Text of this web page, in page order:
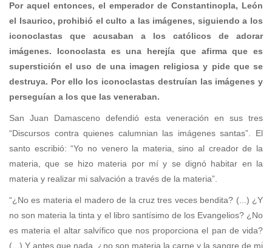
Por aquel entonces, el emperador de Constantinopla, León
el Isaurico, prohibió el culto a las imágenes, siguiendo a los
iconoclastas que acusaban a los católicos de adorar
imágenes. Iconoclasta es una herejía que afirma que es
superstición el uso de una imagen religiosa y pide que se
destruya. Por ello los iconoclastas destruían las imágenes y
perseguían a los que las veneraban.
San Juan Damasceno defendió esta veneración en sus tres
“Discursos contra quienes calumnian las imágenes santas”. El
santo escribió: “Yo no venero la materia, sino al creador de la
materia, que se hizo materia por mí y se dignó habitar en la
materia y realizar mi salvación a través de la materia”.
“¿No es materia el madero de la cruz tres veces bendita? (...) ¿Y
no son materia la tinta y el libro santísimo de los Evangelios? ¿No
es materia el altar salvífico que nos proporciona el pan de vida?
(...) Y antes que nada, ¿no son materia la carne y la sangre de mi